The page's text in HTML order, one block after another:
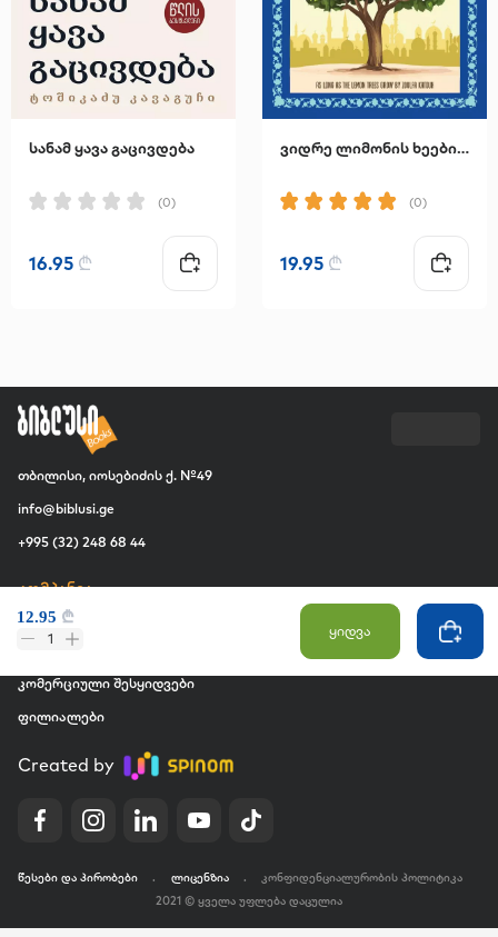
12.95 ₾
1 ყიდვა
სანამ ყავა გაცივდება
(0)
16.95 ₾
ვიდრე ლიმონის ხეები იზრდება
(0)
19.95 ₾
თბილისი, იოსებიძის ქ. №49
info@biblusi.ge
+995 (32) 248 68 44
კომპანია
ჩვენ შესახებ
ვაკანსია
კომერციული შესყიდვები
ფილიალები
Created by
წესები და პირობები . ლიცენზია .
კონფიდენციალურობის პოლიტიკა
2021 © ყველა უფლება დაცულია